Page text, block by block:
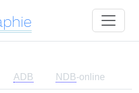
ADB NDB-online